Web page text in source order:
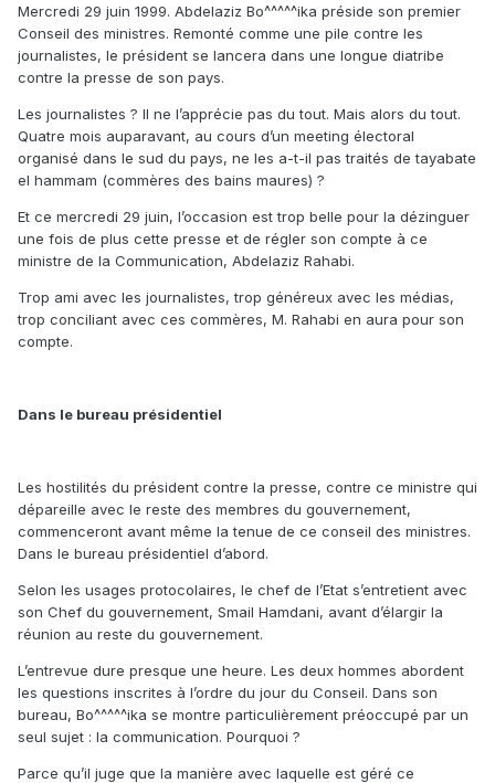
Mercredi 29 juin 1999. Abdelaziz Bo^^^^^ika préside son premier
Conseil des ministres. Remonté comme une pile contre les
journalistes, le président se lancera dans une longue diatribe
contre la presse de son pays.
Les journalistes ? Il ne l’apprécie pas du tout. Mais alors du tout.
Quatre mois auparavant, au cours d’un meeting électoral
organisé dans le sud du pays, ne les a-t-il pas traités de tayabate
el hammam (commères des bains maures) ?
Et ce mercredi 29 juin, l’occasion est trop belle pour la dézinguer
une fois de plus cette presse et de régler son compte à ce
ministre de la Communication, Abdelaziz Rahabi.
Trop ami avec les journalistes, trop généreux avec les médias,
trop conciliant avec ces commères, M. Rahabi en aura pour son
compte.
Dans le bureau présidentiel
Les hostilités du président contre la presse, contre ce ministre qui
dépareille avec le reste des membres du gouvernement,
commenceront avant même la tenue de ce conseil des ministres.
Dans le bureau présidentiel d’abord.
Selon les usages protocolaires, le chef de l’Etat s’entretient avec
son Chef du gouvernement, Smail Hamdani, avant d’élargir la
réunion au reste du gouvernement.
L’entrevue dure presque une heure. Les deux hommes abordent
les questions inscrites à l’ordre du jour du Conseil. Dans son
bureau, Bo^^^^^ika se montre particulièrement préoccupé par un
seul sujet : la communication. Pourquoi ?
Parce qu’il juge que la manière avec laquelle est géré ce